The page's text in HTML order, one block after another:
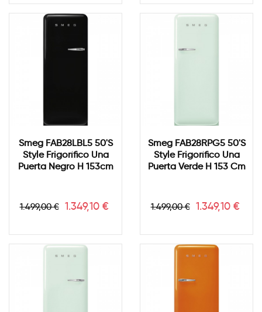
Smeg FAB28LBL5 50's
Style Frigorífico Una
Puerta Negro H 153cm
Precio
1.499,00 € Precio
1.349,10 €
Smeg FAB28RPG5 50's
Style Frigorífico Una
Puerta Verde H 153 Cm
Precio
1.499,00 € Precio
1.349,10 €